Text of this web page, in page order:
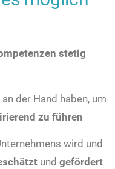
stetig
an der Hand haben, um
zu führen
wird und
und gefördert